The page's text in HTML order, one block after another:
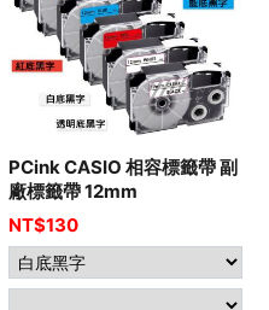
PCink CASIO 相容標籤帶 副
廠標籤帶 12mm
NT$130